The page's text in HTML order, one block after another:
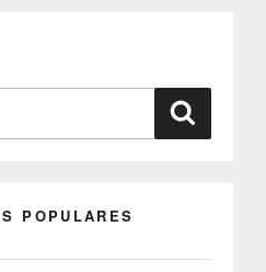
POPULARES